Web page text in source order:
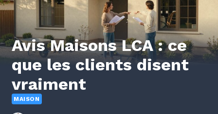
Avis Maisons LCA : ce
que les clients disent
vraiment
MAISON